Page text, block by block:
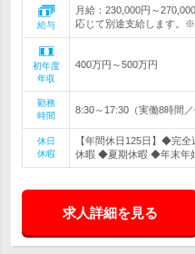
給与
月給：230,000円～
応じて別途支給します。
初年度
年収
400万円～500万円
勤務
時間
8:30～17:30（実働8時間
休日
休暇
【年間休日125日】◆完
休暇 ◆夏期休暇 ◆年末年
求人詳細を見る